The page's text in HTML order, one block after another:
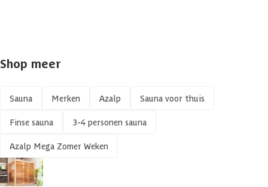
Shop meer
Sauna Merken Azalp Sauna voor thuis
Finse sauna 3-4 personen sauna
Azalp Mega Zomer Weken